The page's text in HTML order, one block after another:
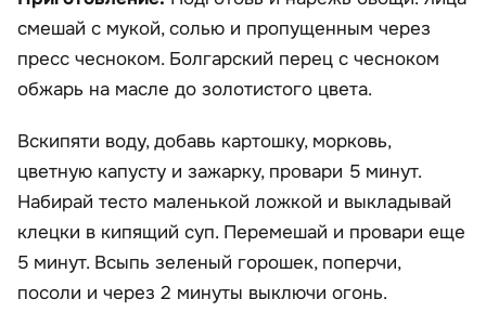
смешай с мукой, солью и пропущенным через
пресс чесноком. Болгарский перец с чесноком
обжарь на масле до золотистого цвета.
Вскипяти воду, добавь картошку, морковь,
цветную капусту и зажарку, провари 5 минут.
Набирай тесто маленькой ложкой и выкладывай
клецки в кипящий суп. Перемешай и провари еще
5 минут. Всыпь зеленый горошек, поперчи,
посоли и через 2 минуты выключи огонь.